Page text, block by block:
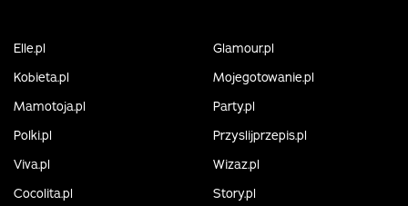
Elle.pl
Glamour.pl
Kobieta.pl
Mojegotowanie.pl
Mamotoja.pl
Party.pl
Polki.pl
Przyslijprzepis.pl
Viva.pl
Wizaz.pl
Cocolita.pl
Story.pl